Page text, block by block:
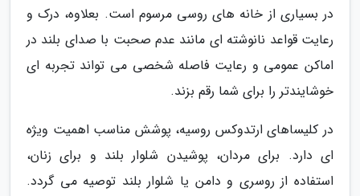
در بسیاری از خانه های روسی مرسوم است. بعلاوه، درک و
رعایت قواعد نانوشته ای مانند عدم صحبت با صدای بلند در
اماکن عمومی و رعایت فاصله شخصی می تواند تجربه ای
خوشایندتر را برای شما رقم بزند.
در کلیساهای ارتدوکس روسیه، پوشش مناسب اهمیت ویژه
ای دارد. برای مردان، پوشیدن شلوار بلند و برای زنان،
استفاده از روسری و دامن یا شلوار بلند توصیه می گردد.